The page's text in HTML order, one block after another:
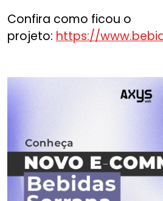
Confira como ficou o
projeto: https://